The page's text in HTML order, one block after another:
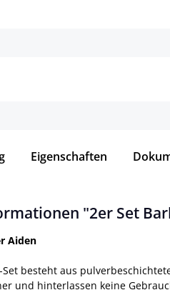
Eigenschaften
"2er Set
Aiden
Set besteht aus
und hinterlassen keine